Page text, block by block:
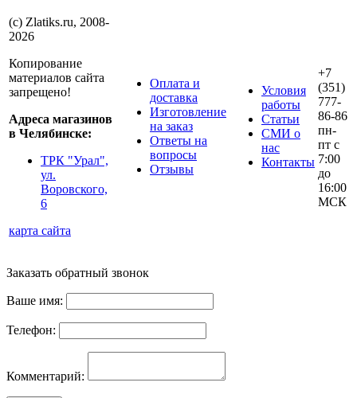
(с) Zlatiks.ru, 2008-
2026
Копирование
материалов сайта
запрещено!
Адреса магазинов
в Челябинске:
ТРК "Урал",
ул.
Воровского,
6
карта сайта
Оплата и
доставка
Изготовление
на заказ
Ответы на
вопросы
Отзывы
Условия
работы
Статьи
СМИ о
нас
Контакты
+7
(351)
777-
86-86
пн-
пт с
7:00
до
16:00
МСК
Заказать обратный звонок
Ваше имя:
Телефон:
Комментарий: